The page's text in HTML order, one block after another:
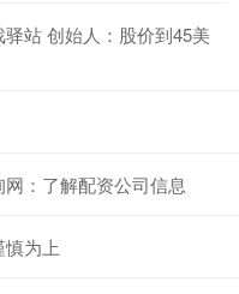
站 创始人：股价到45美
：了解配资公司信息
为上